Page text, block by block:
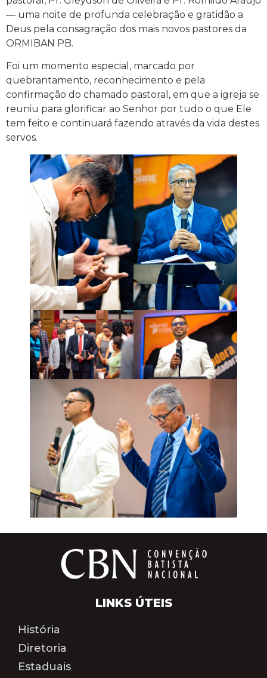
— uma noite de profunda celebração e gratidão a
Deus pela consagração dos mais novos pastores da
ORMIBAN PB.
Foi um momento especial, marcado por
quebrantamento, reconhecimento e pela
confirmação do chamado pastoral, em que a igreja se
reuniu para glorificar ao Senhor por tudo o que Ele
tem feito e continuará fazendo através da vida destes
servos.
LINKS ÚTEIS
História
Diretoria
Estaduais